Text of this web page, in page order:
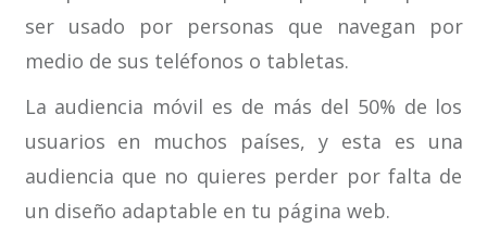
ser usado por personas que navegan por
medio de sus teléfonos o tabletas.
La audiencia móvil es de más del 50% de los
usuarios en muchos países, y esta es una
audiencia que no quieres perder por falta de
un diseño adaptable en tu página web.